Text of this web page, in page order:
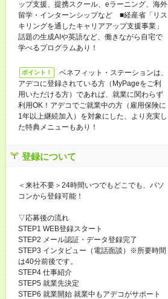
ップ支援、提携スクール、eラーニング、海外
留学・インターンシップなど ■経産省「リス
キリングを通したキャリアアップ支援事業」
話題の生成AIや英語など、働きながら自宅で
学べるプログラムあり！
ポイント！
ベネフィット・ステーションは、
アデコに登録されている方（MyPageをご利
用いただける方）であれば、就業に関わらず
利用OK！アデコでご就業中の方（雇用保険に
1年以上継続加入）を対象にした、より充実し
た特典メニューもあり！
登録について
＜来社不要＞24時間いつでもどこでも、パソ
コンから登録可能！
▽応募後の流れ
STEP1 WEB登録スタート
STEP2 メール認証・データ登録完了
STEP3 インタビュー（電話面談）※所要時間
は40分前後です。
STEP4 仕事紹介
STEP5 就業先決定
STEP6 就業開始 就業中もアデコがサポート